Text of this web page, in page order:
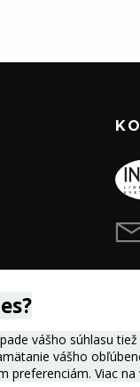
vášho súhlasu tiež
vášho
preferenciám. Viac na